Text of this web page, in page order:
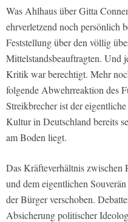
Was Ahlhaus über Gitta
ehrverletzend noch persönlich
Feststellung über den völlig
Mittelstandsbeauftragten. Und
Kritik war berechtigt. Mehr
folgende Abwehrreaktion des
Streikbrecher ist der
Kultur in Deutschland bereits
am Boden liegt.
Das Kräfteverhältnis zwischen
und dem eigentlichen
der Bürger verschoben.
Absicherung politischer